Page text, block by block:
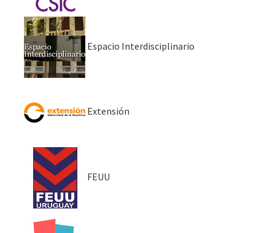
Espacio Interdisciplinario
Extensión
FEUU